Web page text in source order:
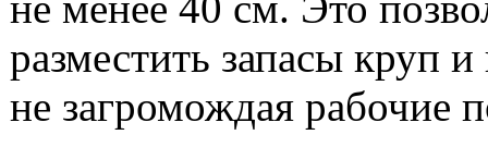
разместить запасы круп и
не загромождая рабочие